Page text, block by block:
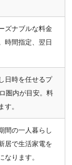
ズナブルな料金
時間指定、翌日
日時を任せるプ
圏内が目安。料
す。
間の一人暮らし
居で生活家電を
なります。